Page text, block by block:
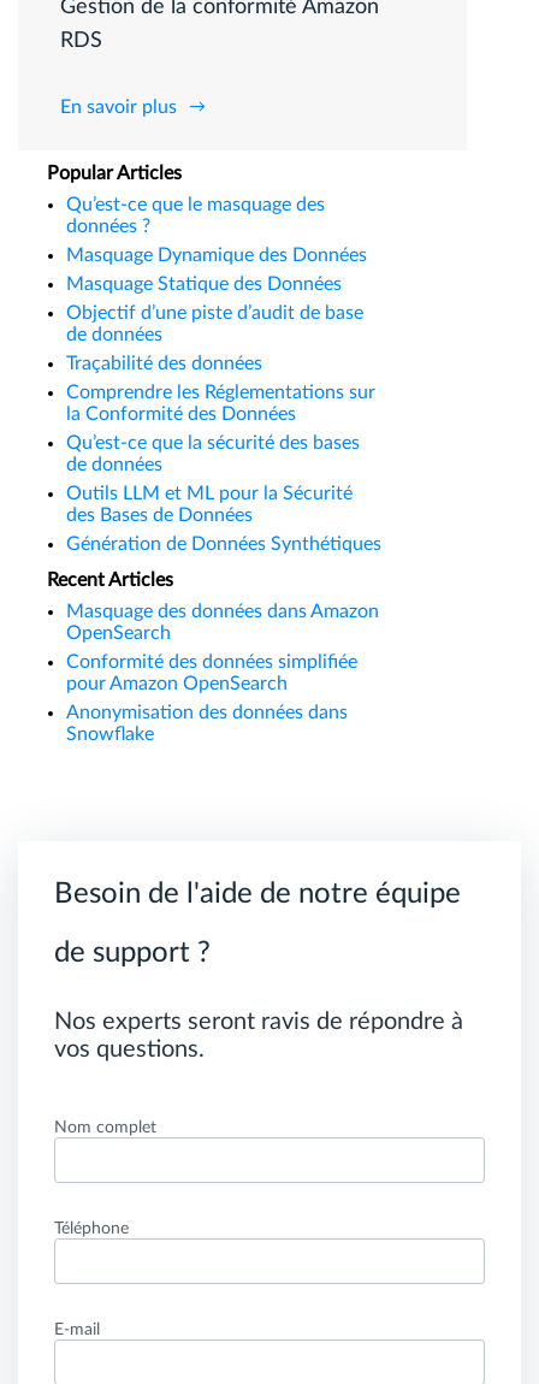
Gestion de la conformité Amazon
RDS
En savoir plus
Popular Articles
Qu’est-ce que le masquage des
données ?
Masquage Dynamique des Données
Masquage Statique des Données
Objectif d’une piste d’audit de base
de données
Traçabilité des données
Comprendre les Réglementations sur
la Conformité des Données
Qu’est-ce que la sécurité des bases
de données
Outils LLM et ML pour la Sécurité
des Bases de Données
Génération de Données Synthétiques
Recent Articles
Masquage des données dans Amazon
OpenSearch
Conformité des données simplifiée
pour Amazon OpenSearch
Anonymisation des données dans
Snowflake
Besoin de l'aide de notre équipe
de support ?
Nos experts seront ravis de répondre à
vos questions.
Nom complet
Téléphone
E-mail